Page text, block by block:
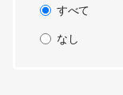
すべて
なし